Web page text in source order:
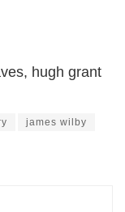
hugh grant
james wilby